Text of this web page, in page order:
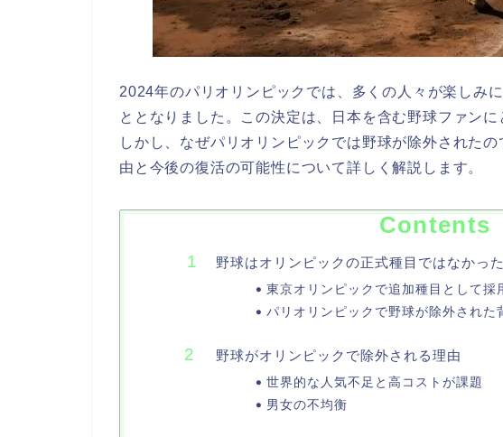
2024年のパリオリンピックでは、多くの人々が楽しみ
ととなりました。この決定は、日本を含む野球ファンに
しかし、なぜパリオリンピックでは野球が除外された
由と今後の復活の可能性について詳しく解説します。
Contents
野球はオリンピックの正式種目ではなかった
東京オリンピックで追加種目として採
パリオリンピックで野球が除外された
野球がオリンピックで除外される理由
世界的な人気不足と高コストが課題
男女の不均衡